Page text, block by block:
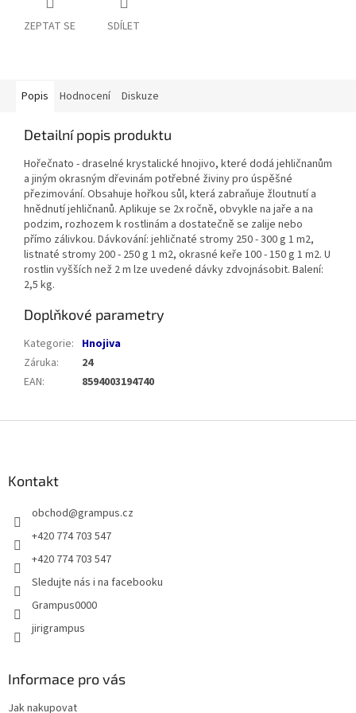
ZEPTAT SE SDÍLET
Popis Hodnocení Diskuze
Detailní popis produktu
Hořečnato - draselné krystalické hnojivo, které dodá jehličnanům
a jiným okrasným dřevinám potřebné živiny pro úspěšné
přezimování. Obsahuje hořkou sůl, která zabraňuje žloutnutí a
hnědnutí jehličnanů. Aplikuje se 2x ročně, obvykle na jaře a na
podzim, rozhozem k rostlinám a dostatečně se zalije nebo
přímo zálivkou. Dávkování: jehličnaté stromy 250 - 300 g 1 m2,
listnaté stromy 200 - 250 g 1 m2, okrasné keře 100 - 150 g 1 m2. U
rostlin vyšších než 2 m lze uvedené dávky zdvojnásobit. Balení:
2,5 kg.
Doplňkové parametry
Kategorie: Hnojiva
Záruka:
24
EAN: 8594003194740
Kontakt
obchod@grampus.cz
+420 774 703 547
+420 774 703 547
Sledujte nás i na facebooku
Grampus0000
jirigrampus
Informace pro vás
Jak nakupovat